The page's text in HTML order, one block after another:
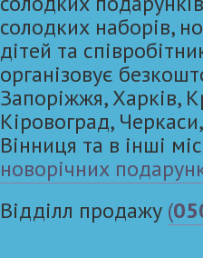
солодких наборів,
дітей та
організовує
Запоріжжя, Харків,
Кіровоград,
Вінниця та в інші
новорічних
Відділл продажу (